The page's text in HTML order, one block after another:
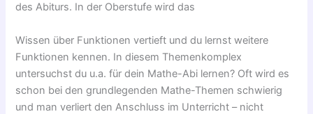
des Abiturs. In der Oberstufe wird das
Wissen über Funktionen vertieft und du lernst weitere
Funktionen kennen. In diesem Themenkomplex
untersuchst du u.a. für dein Mathe-Abi lernen? Oft wird es
schon bei den grundlegenden Mathe-Themen schwierig
und man verliert den Anschluss im Unterricht – nicht